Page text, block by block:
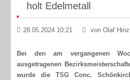
holt Edelmetall
28.05.2024 10:21 von Olaf
Bei den am vergangenen
ausgetragenen
wurde die TSG Conc.